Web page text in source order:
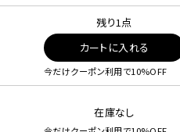
残り1点
カートに入れる
今だけクーポン利用で10%OFF
在庫なし